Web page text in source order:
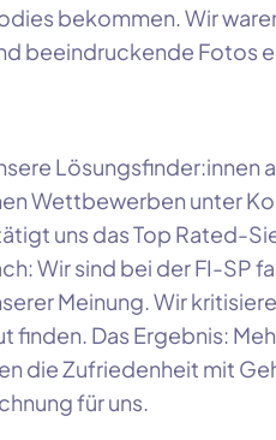
bekommen. Wir
beeindruckende Fotos
Lösungsfinder:innen
Wettbewerben unter
uns das Top Rated-
Wir sind bei der FI-SP
Meinung. Wir
finden. Das Ergebnis:
die Zufriedenheit mit
für uns.